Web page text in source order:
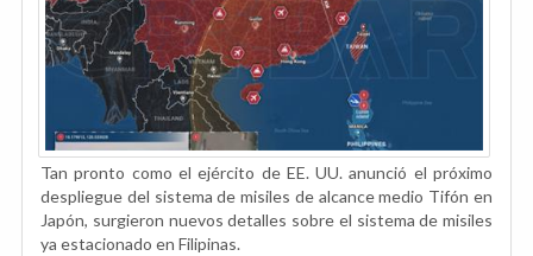
Tan pronto como el ejército de EE. UU. anunció el próximo
despliegue del sistema de misiles de alcance medio Tifón en
Japón, surgieron nuevos detalles sobre el sistema de misiles
ya estacionado en Filipinas.